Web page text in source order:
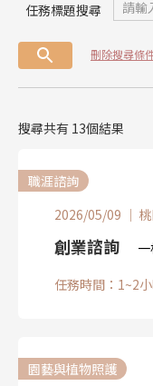
任務標題搜尋
刪除搜尋條
搜尋共有 13個結果
職涯諮詢
2026/05/09 ｜
創業諮詢
任務時間：1~2
園藝與植物照護